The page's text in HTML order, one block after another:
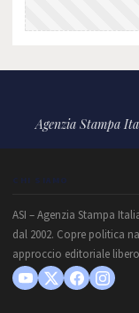
Agenzia Stampa
CHI SIAMO
ASI – Agenzia Stampa
dal 2002. Copre politica
approccio editoriale